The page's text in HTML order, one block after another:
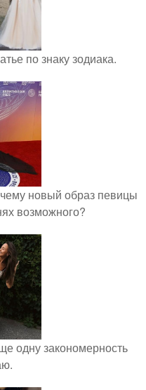
по знаку зодиака.
новый образ певицы
возможного?
одну закономерность